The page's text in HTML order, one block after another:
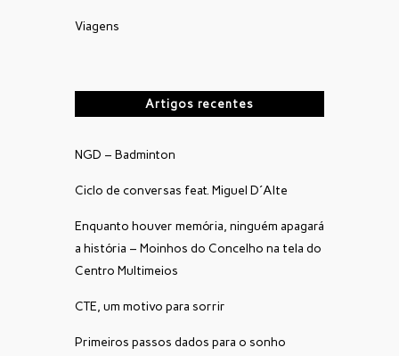
Viagens
Artigos recentes
NGD – Badminton
Ciclo de conversas feat. Miguel D´Alte
Enquanto houver memória, ninguém apagará
a história – Moinhos do Concelho na tela do
Centro Multimeios
CTE, um motivo para sorrir
Primeiros passos dados para o sonho